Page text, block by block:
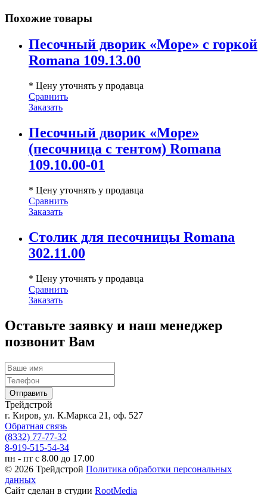
Похожие товары
Песочный дворик «Море» с горкой
Romana 109.13.00
* Цену уточнять у продавца
Сравнить
Заказать
Песочный дворик «Море»
(песочница с тентом) Romana
109.10.00-01
* Цену уточнять у продавца
Сравнить
Заказать
Столик для песочницы Romana
302.11.00
* Цену уточнять у продавца
Сравнить
Заказать
Оставьте заявку и наш менеджер
позвонит Вам
Трейдстрой
г. Киров, ул. К.Маркса 21, оф. 527
Обратная связь
(8332) 77-77-32
8-919-515-54-34
пн - пт с 8.00 до 17.00
© 2026 Трейдстрой Политика обработки персональных
данных
Сайт сделан в студии RootMedia